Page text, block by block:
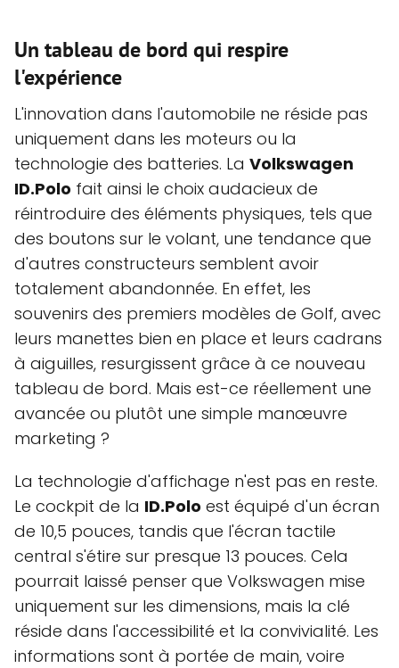
Un tableau de bord qui respire
l'expérience
L'innovation dans l'automobile ne réside pas
uniquement dans les moteurs ou la
technologie des batteries. La Volkswagen
ID.Polo fait ainsi le choix audacieux de
réintroduire des éléments physiques, tels que
des boutons sur le volant, une tendance que
d'autres constructeurs semblent avoir
totalement abandonnée. En effet, les
souvenirs des premiers modèles de Golf, avec
leurs manettes bien en place et leurs cadrans
à aiguilles, resurgissent grâce à ce nouveau
tableau de bord. Mais est-ce réellement une
avancée ou plutôt une simple manœuvre
marketing ?
La technologie d'affichage n'est pas en reste.
Le cockpit de la ID.Polo est équipé d'un écran
de 10,5 pouces, tandis que l'écran tactile
central s'étire sur presque 13 pouces. Cela
pourrait laissé penser que Volkswagen mise
uniquement sur les dimensions, mais la clé
réside dans l'accessibilité et la convivialité. Les
informations sont à portée de main, voire